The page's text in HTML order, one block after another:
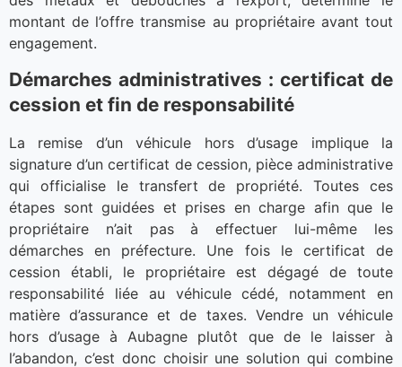
montant de l’offre transmise au propriétaire avant tout
engagement.
Démarches administratives : certificat de
cession et fin de responsabilité
La remise d’un véhicule hors d’usage implique la
signature d’un certificat de cession, pièce administrative
qui officialise le transfert de propriété. Toutes ces
étapes sont guidées et prises en charge afin que le
propriétaire n’ait pas à effectuer lui-même les
démarches en préfecture. Une fois le certificat de
cession établi, le propriétaire est dégagé de toute
responsabilité liée au véhicule cédé, notamment en
matière d’assurance et de taxes. Vendre un véhicule
hors d’usage à Aubagne plutôt que de le laisser à
l’abandon, c’est donc choisir une solution qui combine